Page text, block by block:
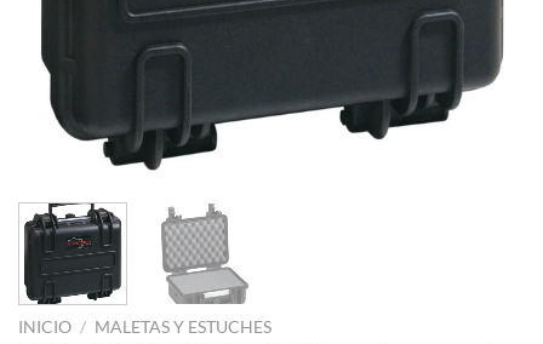
INICIO / MALETAS Y ESTUCHES